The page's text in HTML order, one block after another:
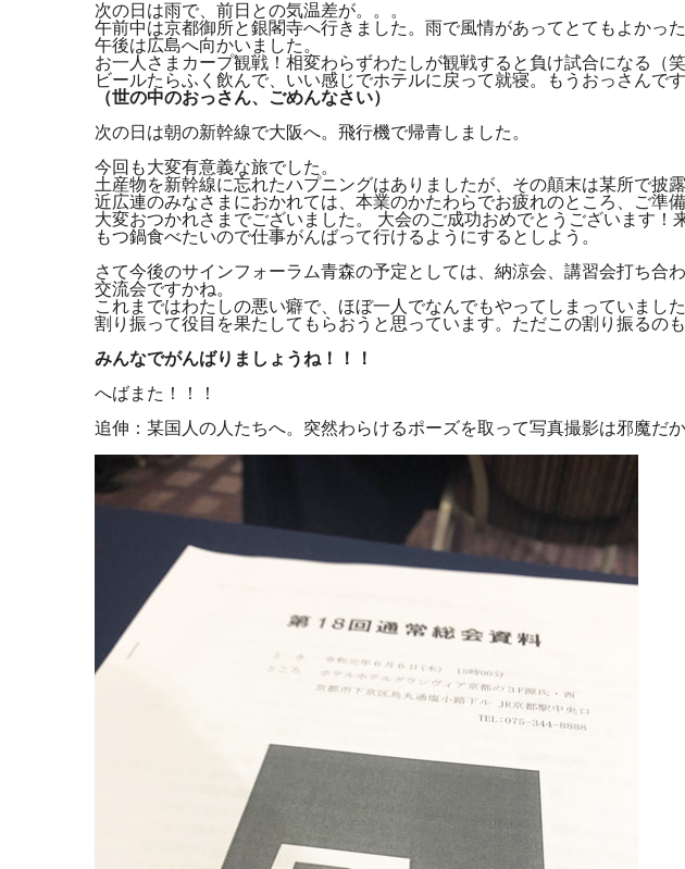
次の日は雨で、前日との気温差が。。。
午前中は京都御所と銀閣寺へ行きました。雨で風情があってとてもよかった
午後は広島へ向かいました。
お一人さまカープ観戦！相変わらずわたしが観戦すると負け試合になる（笑
ビールたらふく飲んで、いい感じでホテルに戻って就寝。もうおっさんです
（世の中のおっさん、ごめんなさい）
次の日は朝の新幹線で大阪へ。飛行機で帰青しました。
今回も大変有意義な旅でした。
土産物を新幹線に忘れたハプニングはありましたが、その顛末は某所で披露
近広連のみなさまにおかれては、本業のかたわらでお疲れのところ、ご準
大変おつかれさまでございました。 大会のご成功おめでとうございます！
もつ鍋食べたいので仕事がんばって行けるようにするとしよう。
さて今後のサインフォーラム青森の予定としては、納涼会、講習会打ち合
交流会ですかね。
これまではわたしの悪い癖で、ほぼ一人でなんでもやってしまっていまし
割り振って役目を果たしてもらおうと思っています。ただこの割り振るの
みんなでがんばりましょうね！！！
へばまた！！！
追伸：某国人の人たちへ。突然わらけるポーズを取って写真撮影は邪魔だ